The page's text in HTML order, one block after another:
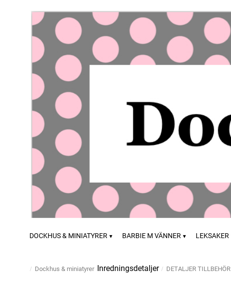
DOCKHUS & MINIATYRER BARBIE M VÄNNER LEKSAKER
Dockhus & miniatyrer Inredningsdetaljer DETALJER TILLBEHÖR